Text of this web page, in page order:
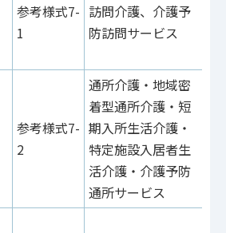
参考様式7-
1
訪問介護、介護予
防訪問サービス
参考様式7-
2
通所介護・地域密
着型通所介護・短
期入所生活介護・
特定施設入居者生
活介護・介護予防
通所サービス